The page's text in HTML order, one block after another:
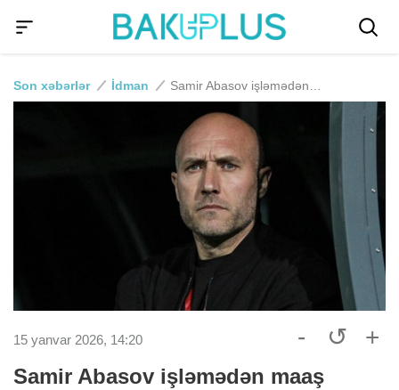
Son xəbərlər İdman
15 yanvar 2026, 14:20 - ↺ +
Samir Abasov işləmədən maaş